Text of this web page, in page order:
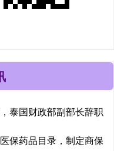
泰国财政部副部长辞职
保药品目录，制定商保